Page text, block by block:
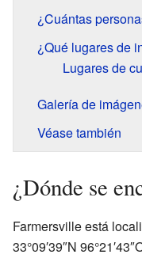
¿Cuántas
¿Qué lugares de
Lugares de
Galería de
Véase también
¿Dónde se
Farmersville está
33°09′39″N